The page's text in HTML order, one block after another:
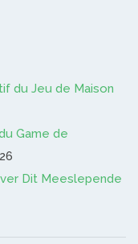
du Jeu de Maison
Game de
Dit Meeslepende